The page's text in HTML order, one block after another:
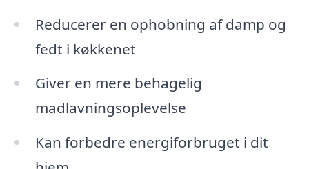
Reducerer en ophobning af damp og
fedt i køkkenet
Giver en mere behagelig
madlavningsoplevelse
Kan forbedre energiforbruget i dit